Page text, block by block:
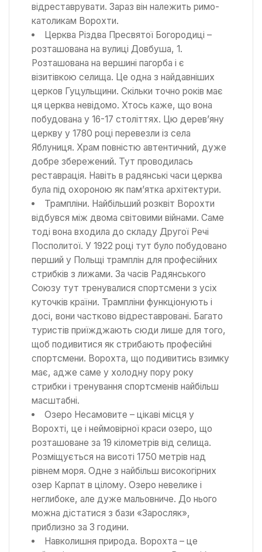
відреставрувати. Зараз він належить римо-
католикам Ворохти.
Церква Різдва Пресвятої Богородиці –
розташована на вулиці Довбуша, 1.
Розташована на вершині пагорба і є
візитівкою селища. Це одна з найдавніших
церков Гуцульщини. Скільки точно років має
ця церква невідомо. Хтось каже, що вона
побудована у 16-17 століттях. Цю дерев’яну
церкву у 1780 році перевезли із села
Яблуниця. Храм повністю автентичний, дуже
добре збережений. Тут проводилась
реставрація. Навіть в радянські часи церква
була під охороною як пам’ятка архітектури.
Трампліни. Найбільший розквіт Ворохти
відбувся між двома світовими війнами. Саме
тоді вона входила до складу Другої Речі
Посполитої. У 1922 році тут було побудовано
перший у Польщі трамплін для професійних
стрибків з лижами. За часів Радянського
Союзу тут тренувалися спортсмени з усіх
куточків країни. Трампліни функціонують і
досі, вони частково відреставровані. Багато
туристів приїжджають сюди лише для того,
щоб подивитися як стрибають професійні
спортсмени. Ворохта, що подивитись взимку
має, адже саме у холодну пору року
стрибки і тренування спортсменів найбільш
масштабні.
Озеро Несамовите – цікаві місця у
Ворохті, це і неймовірної краси озеро, що
розташоване за 19 кілометрів від селища.
Розміщується на висоті 1750 метрів над
рівнем моря. Одне з найбільш високогірних
озер Карпат в цілому. Озеро невелике і
неглибоке, але дуже мальовниче. До нього
можна дістатися з бази «Заросляк»,
приблизно за 3 години.
Навколишня природа. Ворохта – це